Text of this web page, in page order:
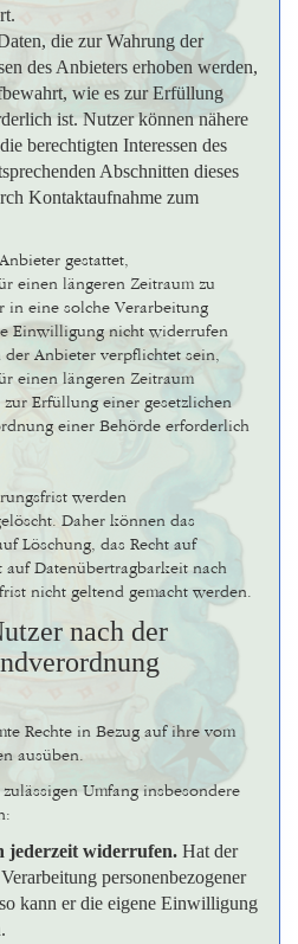
die zur Wahrung der
des Anbieters erhoben werden,
wie es zur Erfüllung
ist. Nutzer können nähere
berechtigten Interessen des
Abschnitten dieses
Kontaktaufnahme zum
gestattet,
einen längeren Zeitraum zu
in eine solche Verarbeitung
Einwilligung nicht widerrufen
Anbieter verpflichtet sein,
einen längeren Zeitraum
Erfüllung einer gesetzlichen
einer Behörde erforderlich
werden
Daher können das
Löschung, das Recht auf
auf Datenübertragbarkeit nach
nicht geltend gemacht werden.
nach der
Rechte in Bezug auf ihre vom
ausüben.
Umfang insbesondere
jederzeit widerrufen. Hat der
personenbezogener
kann er die eigene Einwilligung